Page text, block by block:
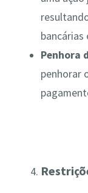
Penhora
penhorar